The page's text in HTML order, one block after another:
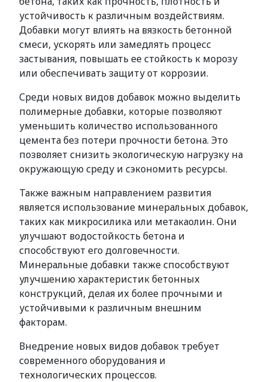
устойчивость к различным воздействиям.
Добавки могут влиять на вязкость бетонной
смеси, ускорять или замедлять процесс
застывания, повышать ее стойкость к морозу
или обеспечивать защиту от коррозии.
Среди новых видов добавок можно выделить
полимерные добавки, которые позволяют
уменьшить количество использованного
цемента без потери прочности бетона. Это
позволяет снизить экологическую нагрузку на
окружающую среду и сэкономить ресурсы.
Также важным направлением развития
является использование минеральных добавок,
таких как микросилика или метакаолин. Они
улучшают водостойкость бетона и
способствуют его долговечности.
Минеральные добавки также способствуют
улучшению характеристик бетонных
конструкций, делая их более прочными и
устойчивыми к различным внешним
факторам.
Внедрение новых видов добавок требует
современного оборудования и
технологических процессов.